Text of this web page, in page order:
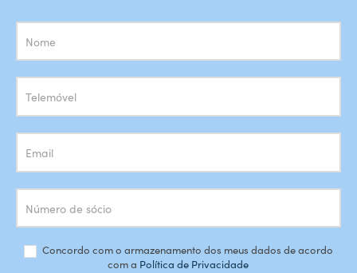
Subscrição
Newsletter
Concordo com o armazenamento dos meus dados de acordo
com a Política de Privacidade